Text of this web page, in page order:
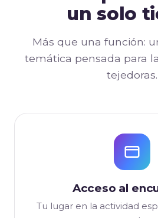
un solo
Más que una función:
temática pensada para
tejedoras.
Acceso al
Tu lugar en la actividad